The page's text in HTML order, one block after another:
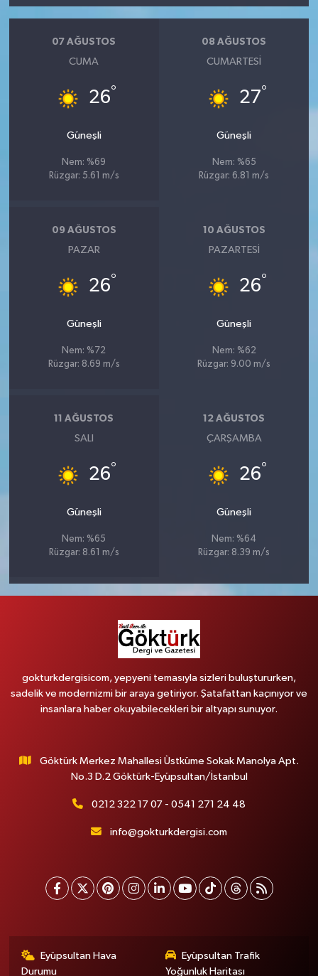
07 AĞUSTOS
CUMA
26°
Güneşli
Nem: %69
Rüzgar: 5.61 m/s
08 AĞUSTOS
CUMARTESI
27°
Güneşli
Nem: %65
Rüzgar: 6.81 m/s
09 AĞUSTOS
PAZAR
26°
Güneşli
Nem: %72
Rüzgar: 8.69 m/s
10 AĞUSTOS
PAZARTESI
26°
Güneşli
Nem: %62
Rüzgar: 9.00 m/s
11 AĞUSTOS
SALI
26°
Güneşli
Nem: %65
Rüzgar: 8.61 m/s
12 AĞUSTOS
ÇARŞAMBA
26°
Güneşli
Nem: %64
Rüzgar: 8.39 m/s
gokturkdergisicom, yepyeni temasıyla sizleri buluştururken,
sadelik ve modernizmi bir araya getiriyor. Şatafattan kaçınıyor ve
insanlara haber okuyabilecekleri bir altyapı sunuyor.
Göktürk Merkez Mahallesi Üstküme Sokak Manolya Apt.
No.3 D.2 Göktürk-Eyüpsultan/İstanbul
0212 322 17 07 - 0541 271 24 48
info@gokturkdergisi.com
Eyüpsultan Hava
Durumu
Eyüpsultan Trafik
Yoğunluk Haritası